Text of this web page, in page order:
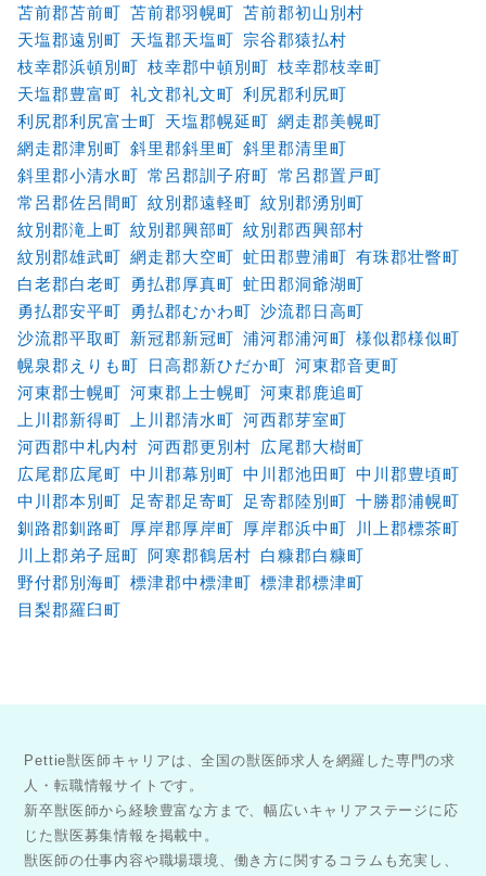
苫前郡苫前町 苫前郡羽幌町 苫前郡初山別村
天塩郡遠別町 天塩郡天塩町 宗谷郡猿払村
枝幸郡浜頓別町 枝幸郡中頓別町 枝幸郡枝幸町
天塩郡豊富町 礼文郡礼文町 利尻郡利尻町
利尻郡利尻富士町 天塩郡幌延町 網走郡美幌町
網走郡津別町 斜里郡斜里町 斜里郡清里町
斜里郡小清水町 常呂郡訓子府町 常呂郡置戸町
常呂郡佐呂間町 紋別郡遠軽町 紋別郡湧別町
紋別郡滝上町 紋別郡興部町 紋別郡西興部村
紋別郡雄武町 網走郡大空町 虻田郡豊浦町 有珠郡壮瞥町
白老郡白老町
勇払郡厚真町 虻田郡洞爺湖町
勇払郡安平町
勇払郡むかわ町 沙流郡日高町
沙流郡平取町 新冠郡新冠町 浦河郡浦河町 様似郡様似町
幌泉郡えりも町
日高郡新ひだか町 河東郡音更町
河東郡士幌町 河東郡上士幌町 河東郡鹿追町
上川郡新得町
上川郡清水町 河西郡芽室町
河西郡中札内村 河西郡更別村 広尾郡大樹町
広尾郡広尾町 中川郡幕別町 中川郡池田町 中川郡豊頃町
中川郡本別町
足寄郡足寄町 足寄郡陸別町 十勝郡浦幌町
釧路郡釧路町
厚岸郡厚岸町 厚岸郡浜中町
川上郡標茶町
川上郡弟子屈町 阿寒郡鶴居村 白糠郡白糠町
野付郡別海町 標津郡中標津町 標津郡標津町
目梨郡羅臼町
Pettie獣医師キャリアは、全国の獣医師求人を網羅した専門の求
人・転職情報サイトです。
新卒獣医師から経験豊富な方まで、幅広いキャリアステージに応
じた獣医募集情報を掲載中。
獣医師の仕事内容や職場環境、働き方に関するコラムも充実し、